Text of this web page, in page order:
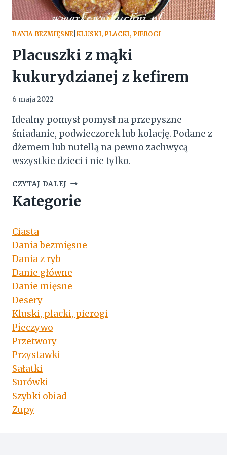
DANIA BEZMIĘSNE| KLUSKI, PLACKI, PIEROGI
Placuszki z mąki
kukurydzianej z kefirem
6 maja 2022
Idealny pomysł pomysł na przepyszne
śniadanie, podwieczorek lub kolację. Podane z
dżemem lub nutellą na pewno zachwycą
wszystkie dzieci i nie tylko.
CZYTAJ DALEJ PLACUSZKI
MĄKI
Kategorie
Ciasta
Dania bezmięsne
Dania z ryb
Danie główne
Danie mięsne
Desery
Kluski, placki, pierogi
Pieczywo
Przetwory
Przystawki
Sałatki
Surówki
Szybki obiad
Zupy